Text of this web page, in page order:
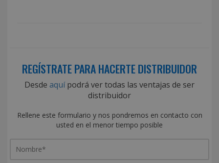
REGÍSTRATE PARA HACERTE DISTRIBUIDOR
Desde aquípodrá ver todas las ventajas de ser
distribuidor
Rellene este formulario y nos pondremos en contacto con
usted en el menor tiempo posible